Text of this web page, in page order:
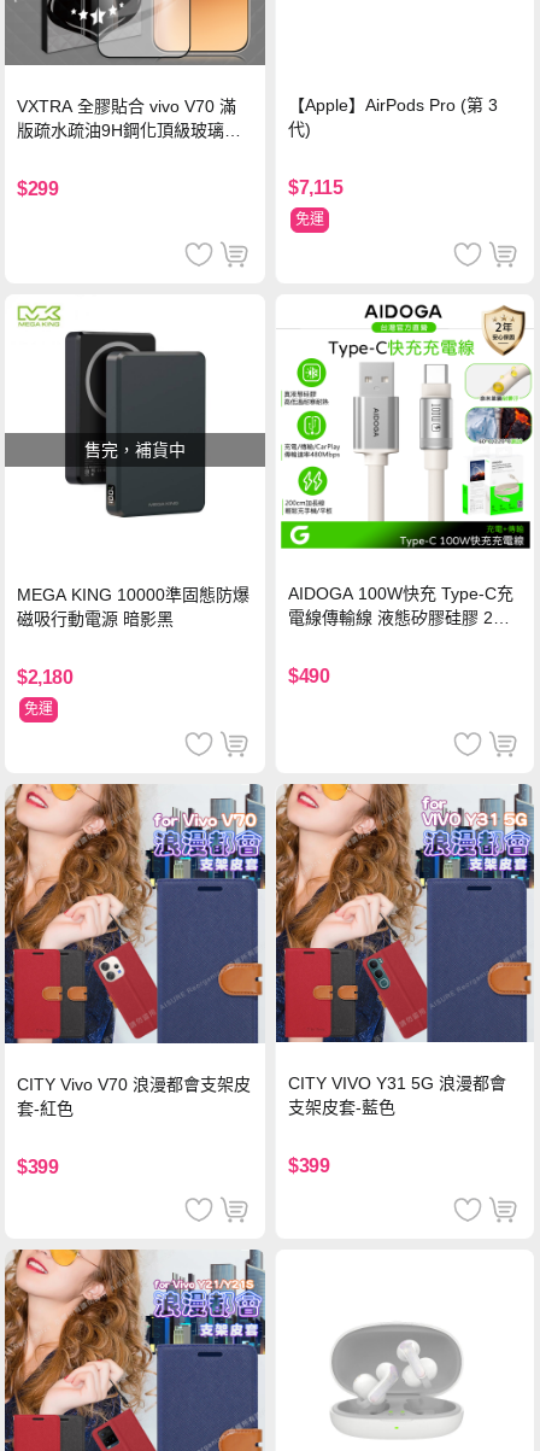
VXTRA 全膠貼合 vivo V70 滿
版疏水疏油9H鋼化頂級玻璃貼
$299
【Apple】AirPods Pro (第 3
代)
$7,115
免運
售完，補貨中
MEGA KING 10000準固態防爆
磁吸行動電源 暗影黑
$2,180
免運
AIDOGA 100W快充 Type-C充
電線傳輸線 液態矽膠硅膠 2M
$490
CITY Vivo V70 浪漫都會支架皮
套-紅色
$399
CITY VIVO Y31 5G 浪漫都會
支架皮套-藍色
$399